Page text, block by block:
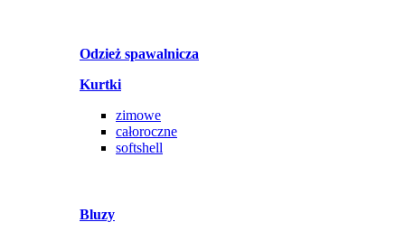
Odzież spawalnicza
Kurtki
zimowe
całoroczne
softshell
Bluzy